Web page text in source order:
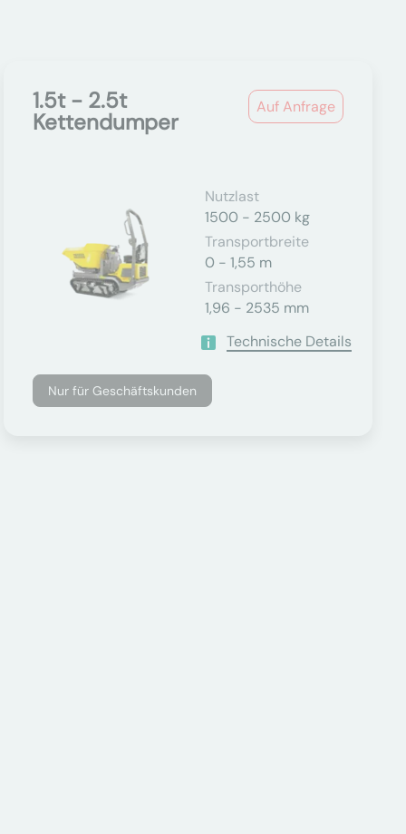
Auf Anfrage
1.5t - 2.5t
Kettendumper
Nutzlast
1500 - 2500 kg
Transportbreite
0 - 1,55 m
Transporthöhe
1,96 - 2535 mm
Technische Details
Nur für Geschäftskunden